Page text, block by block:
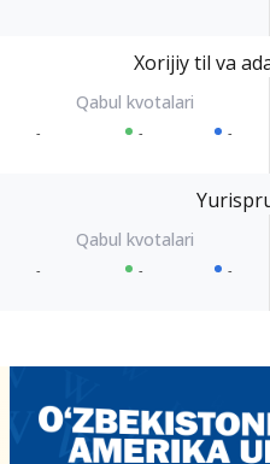
Xorijiy til va
- - -
- - -